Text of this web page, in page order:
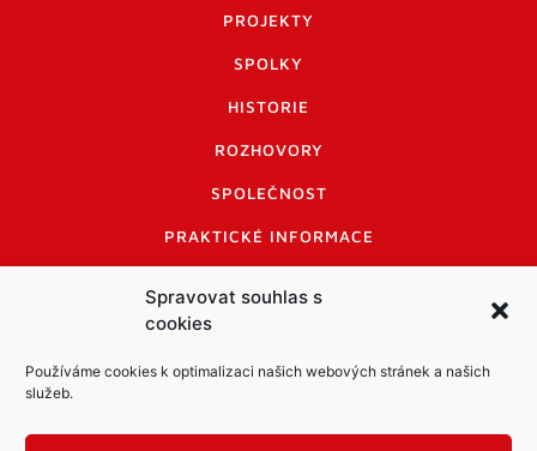
Spravovat souhlas s
cookies
Používáme cookies k optimalizaci našich webových stránek a našich
služeb.
PROJEKTY
SPOLKY
HISTORIE
ROZHOVORY
SPOLEČNOST
PRAKTICKÉ INFORMACE
INFORMACE A KODEX DISKUTUJÍCÍCH
LOGO A LOGO MANUÁL